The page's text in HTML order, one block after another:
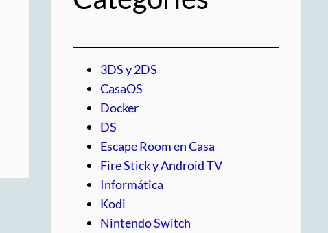
3DS y 2DS
CasaOS
Docker
DS
Escape Room en Casa
Fire Stick y Android TV
Informática
Kodi
Nintendo Switch